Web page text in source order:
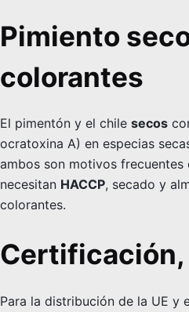
Pimiento
colorantes
El pimentón y el chile secos
ocratoxina A) en especias
ambos son motivos
necesitan HACCP, secado y
colorantes.
Certificación,
Para la distribución de la UE y